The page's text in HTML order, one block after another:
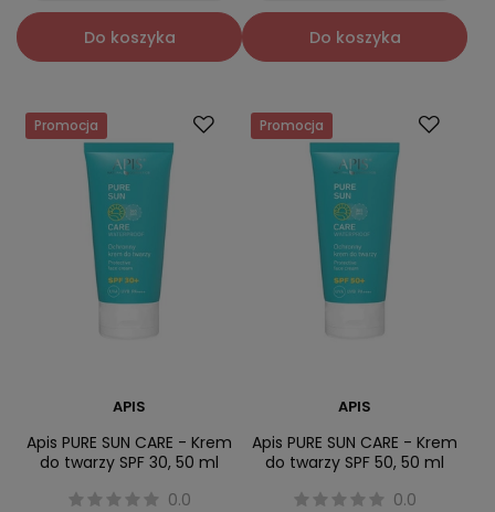
Do koszyka Do koszyka
Promocja
APIS
Apis PURE SUN CARE - Krem
do twarzy SPF 30, 50 ml
0.0
Promocja
APIS
Apis PURE SUN CARE - Krem
do twarzy SPF 50, 50 ml
0.0